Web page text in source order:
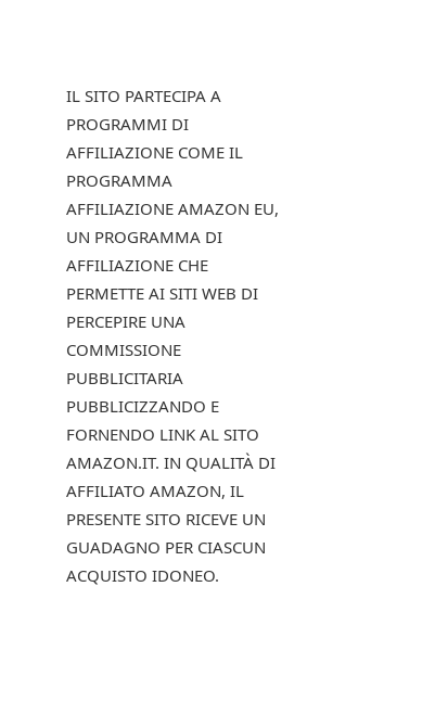
IL SITO PARTECIPA A
PROGRAMMI DI
AFFILIAZIONE COME IL
PROGRAMMA
AFFILIAZIONE AMAZON EU,
UN PROGRAMMA DI
AFFILIAZIONE CHE
PERMETTE AI SITI WEB DI
PERCEPIRE UNA
COMMISSIONE
PUBBLICITARIA
PUBBLICIZZANDO E
FORNENDO LINK AL SITO
AMAZON.IT. IN QUALITÀ DI
AFFILIATO AMAZON, IL
PRESENTE SITO RICEVE UN
GUADAGNO PER CIASCUN
ACQUISTO IDONEO.